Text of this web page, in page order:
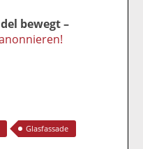
bewegt –
Glasfassade